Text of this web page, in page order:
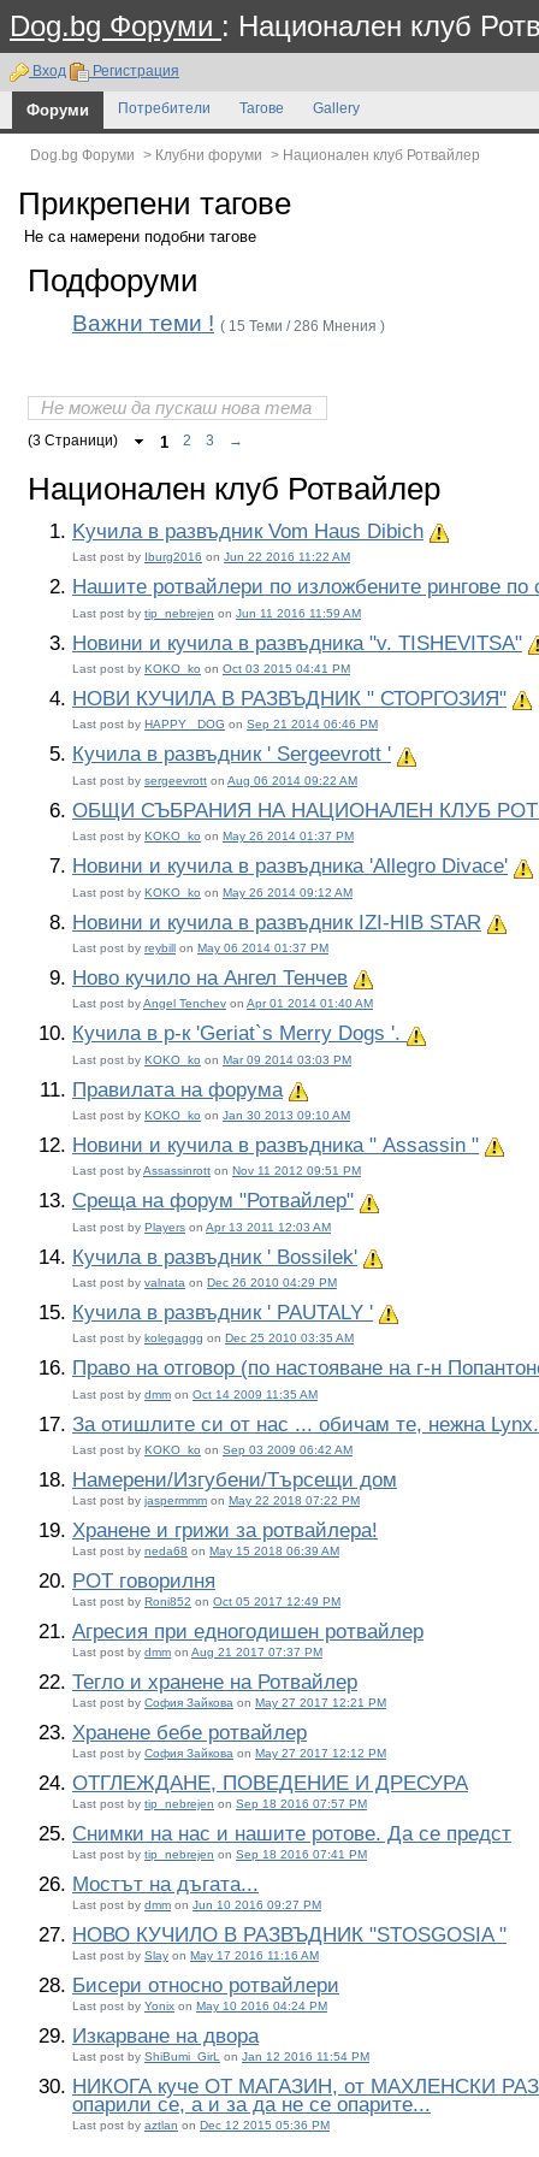
Dog.bg Форуми : Национален клуб
Вход Регистрация
Форуми Потребители Тагове Gallery
Dog.bg Форуми > Клубни форуми > Национален клуб Ротвайлер
Прикрепени тагове
Не са намерени подобни тагове
Подфоруми
Важни теми ! ( 15 Теми / 286 Мнения )
Не можеш да пускаш нова тема
(3 Страници) 1 2 3 →
Национален клуб Ротвайлер
Kучила в развъдник Vom Haus Dibich
Last post by
Iburg2016 on Jun 22 2016 11:22 AM
Нашите ротвайлери по изложбените рингове по
Last post by tip_nebrejen on Jun 11 2016 11:59 AM
Новини и кучила в развъдника "v. TISHEVITSA"
Last post by KOKO_ko on Oct 03 2015 04:41 PM
НОВИ КУЧИЛА В РАЗВЪДНИК " СТОРГОЗИЯ"
Last post by HAPPY_ DOG on Sep 21 2014 06:46 PM
Кучила в развъдник ' Sergeevrott '
Last post by sergeevrott on Aug 06 2014 09:22 AM
ОБЩИ СЪБРАНИЯ НА НАЦИОНАЛЕН КЛУБ
Last post by KOKO_ko on May 26 2014 01:37 PM
Новини и кучила в развъдника 'Allegro Divace'
Last post by KOKO_ko on May 26 2014 09:12 AM
Новини и кучила в развъдник IZI-HIB STAR
Last post by reybill on May 06 2014 01:37 PM
Ново кучило на Ангел Тенчев
Last post byAngel Tenchev on Apr 01 2014 01:40 AM
Кучила в р-к 'Geriat`s Merry Dogs '.
Last post by KOKO_ko on Mar 09 2014 03:03 PM
Правилата на форума
Last post by KOKO_ko on Jan 30 2013 09:10 AM
Новини и кучила в развъдника " Assassin "
Last post byAssassinrott on Nov 11 2012 09:51 PM
Среща на форум "Ротвайлер"
Last post by Players on Apr 13 2011 12:03 AM
Кучила в развъдник ' Bossilek'
Last post by valnata on Dec 26 2010 04:29 PM
Кучила в развъдник ' PAUTALY '
Last post by kolegaggg on Dec 25 2010 03:35 AM
Право на отговор (по настояване на г-н
Last post by dmm on Oct 14 2009 11:35 AM
За отишлите си от нас ... обичам те, нежна
Last post by KOKO_ko on Sep 03 2009 06:42 AM
Намерени/Изгубени/Търсещи дом
Last post by jaspermmm on May 22 2018 07:22 PM
Хранене и грижи за ротвайлера!
Last post by neda68 on May 15 2018 06:39 AM
РОТ говорилня
Last post by Roni852 on Oct 05 2017 12:49 PM
Агресия при едногодишен ротвайлер
Last post by dmm on Aug 21 2017 07:37 PM
Тегло и хранене на Ротвайлер
Last post by София Зайкова on May 27 2017 12:21 PM
Хранене бебе ротвайлер
Last post by София Зайкова on May 27 2017 12:12 PM
ОТГЛЕЖДАНЕ, ПОВЕДЕНИЕ И ДРЕСУРА
Last post by tip_nebrejen on Sep 18 2016 07:57 PM
Снимки на нас и нашите ротове. Да се предст
Last post by tip_nebrejen on Sep 18 2016 07:41 PM
Мостът на дъгата...
Last post by dmm on Jun 10 2016 09:27 PM
НОВО КУЧИЛО В РАЗВЪДНИК "STOSGOSIA "
Last post by Slay on May 17 2016 11:16 AM
Бисери относно ротвайлери
Last post by Yonix on May 10 2016 04:24 PM
Изкарване на двора
Last post by ShiBumi_GirL on Jan 12 2016 11:54 PM
НИКОГА куче ОТ МАГАЗИН, от МАХЛЕНСКИ
опарили се, а и за да не се опарите...
Last post by aztlan on Dec 12 2015 05:36 PM